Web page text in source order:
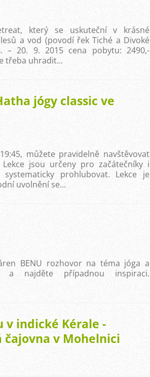
který se uskuteční v krásné
a vod (povodí řek Tiché a Divoké
– 20. 9. 2015 cena pobytu: 2490,-
třeba uhradit...
jógy classic ve
můžete pravidelně navštěvovat
jsou určeny pro začátečníky i
prohlubovat. Lekce je
uvolnění se...
BENU rozhovor na téma jóga a
najděte případnou inspiraci.
indické Kérale -
čajovna v Mohelnici